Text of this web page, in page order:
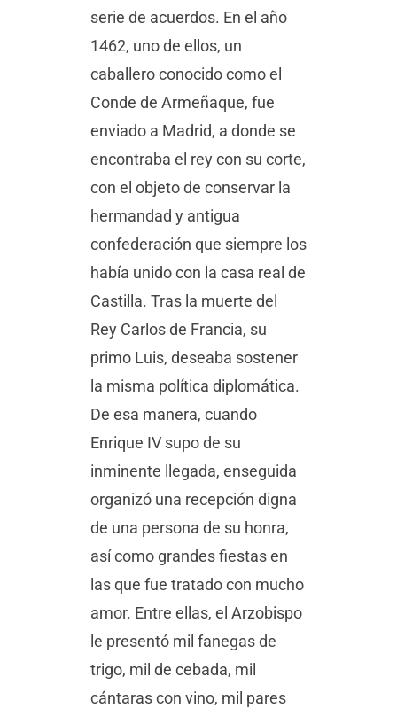
serie de acuerdos. En el año
1462, uno de ellos, un
caballero conocido como el
Conde de Armeñaque, fue
enviado a Madrid, a donde se
encontraba el rey con su corte,
con el objeto de conservar la
hermandad y antigua
confederación que siempre los
había unido con la casa real de
Castilla. Tras la muerte del
Rey Carlos de Francia, su
primo Luis, deseaba sostener
la misma política diplomática.
De esa manera, cuando
Enrique IV supo de su
inminente llegada, enseguida
organizó una recepción digna
de una persona de su honra,
así como grandes fiestas en
las que fue tratado con mucho
amor. Entre ellas, el Arzobispo
le presentó mil fanegas de
trigo, mil de cebada, mil
cántaras con vino, mil pares